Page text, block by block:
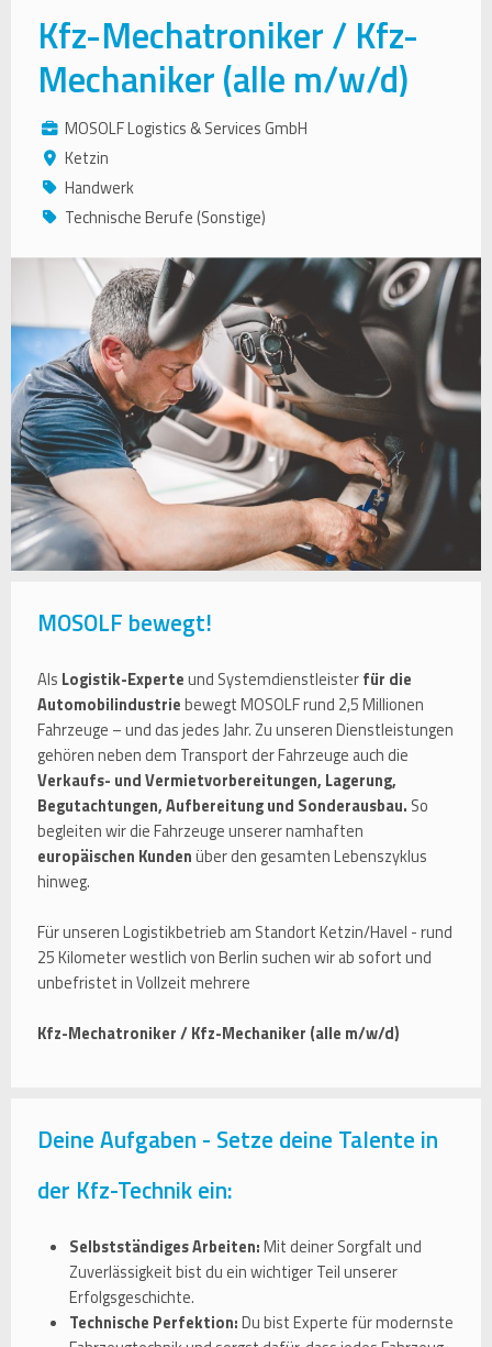
Kfz-Mechatroniker / Kfz-
Mechaniker (alle m/w/d)
MOSOLF Logistics & Services GmbH
Ketzin
Handwerk
Technische Berufe (Sonstige)
MOSOLF bewegt!
Als Logistik-Experteund Systemdienstleisterfür die
Automobilindustriebewegt MOSOLF rund 2,5 Millionen
Fahrzeuge – und das jedes Jahr. Zu unseren Dienstleistungen
gehören neben dem Transport der Fahrzeuge auch die
Verkaufs- und Vermietvorbereitungen, Lagerung,
Begutachtungen, Aufbereitung und Sonderausbau. So
begleiten wir die Fahrzeuge unserer namhaften
europäischen Kundenüber den gesamten Lebenszyklus
hinweg.
Für unseren Logistikbetrieb am Standort Ketzin/Havel - rund
25 Kilometer westlich von Berlin suchen wir ab sofort und
unbefristet in Vollzeit mehrere
Kfz-Mechatroniker / Kfz-Mechaniker (alle m/w/d)
Deine Aufgaben - Setze deine Talente in
der Kfz-Technik ein:
Selbstständiges Arbeiten:Mit deiner Sorgfalt und
Zuverlässigkeit bist du ein wichtiger Teil unserer
Erfolgsgeschichte.
Technische Perfektion:Du bist Experte für modernste